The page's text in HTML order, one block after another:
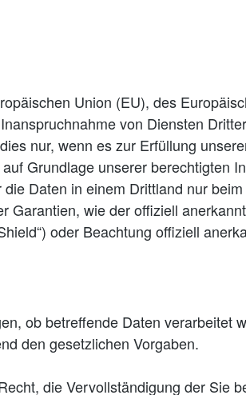
Union (EU), des
von Diensten
nur, wenn es zur Erfüllung
Grundlage unserer berechtigten
Daten in einem Drittland nur
Garantien, wie der offiziell
oder Beachtung offiziell
ob betreffende Daten verarbeitet
den gesetzlichen Vorgaben.
die Vervollständigung der Sie